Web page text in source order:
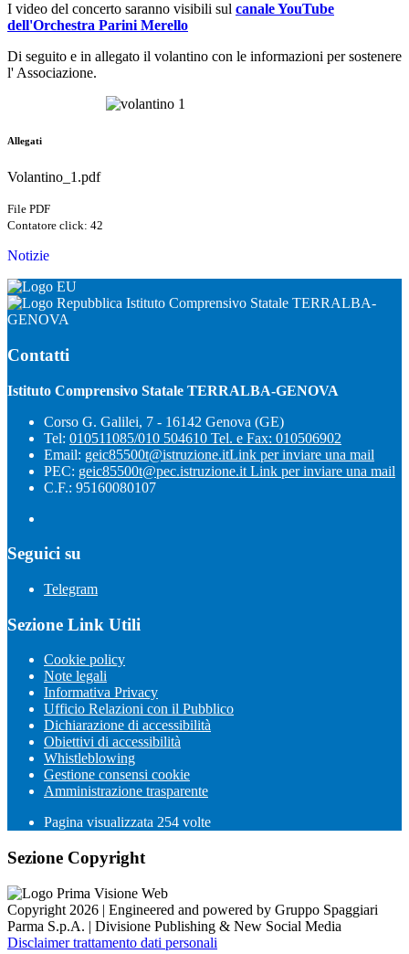
I video del concerto saranno visibili sul canale YouTube
dell'Orchestra Parini Merello
Di seguito e in allegato il volantino con le informazioni per sostenere
l' Associazione.
Allegati
Volantino_1.pdf
File PDF
Contatore click: 42
Notizie
Istituto Comprensivo Statale TERRALBA-
GENOVA
Contatti
Istituto Comprensivo Statale TERRALBA-GENOVA
Corso G. Galilei, 7 - 16142 Genova (GE)
Tel: 010511085/010 504610 Tel. e Fax: 010506902
Email: geic85500t@istruzione.itLink per inviare una mail
PEC: geic85500t@pec.istruzione.it Link per inviare una mail
C.F.: 95160080107
Seguici su
Telegram
Sezione Link Utili
Cookie policy
Note legali
Informativa Privacy
Ufficio Relazioni con il Pubblico
Dichiarazione di accessibilità
Obiettivi di accessibilità
Whistleblowing
Gestione consensi cookie
Amministrazione trasparente
Pagina visualizzata 254 volte
Sezione Copyright
Copyright 2026 | Engineered and powered by Gruppo Spaggiari
Parma S.p.A. | Divisione Publishing & New Social Media
Disclaimer trattamento dati personali